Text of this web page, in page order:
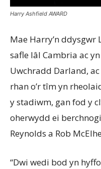
Harry Ashfield AWARD
Mae Harry’nddysgwr
safle Iâl Cambria acyn
Uwchradd Darland, ac
rhano’rtîmyn
ystadiwm, ganfod y
oherwydd ei
Reynolds a Rob
“Dwi wedi bod yn